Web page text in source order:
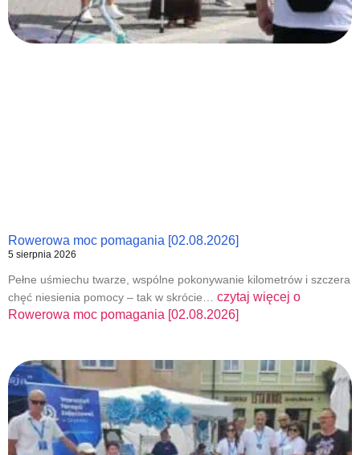
Rowerowa moc pomagania [02.08.2026]
5 sierpnia 2026
Pełne uśmiechu twarze, wspólne pokonywanie kilometrów i szczera
chęć niesienia pomocy – tak w skrócie… czytaj więcej o
Rowerowa moc pomagania [02.08.2026]